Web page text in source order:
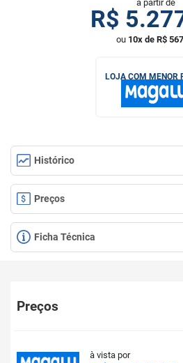
a partir de
R$
ou 10x de R$
LOJA COM MENOR
Histórico
Preços
Ficha Técnica
Preços
à vista por